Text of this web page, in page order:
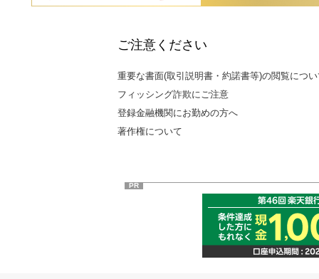
ご注意ください
重要な書面(取引説明書・約諾書等)の閲覧につ
フィッシング詐欺にご注意
登録金融機関にお勤めの方へ
著作権について
PR